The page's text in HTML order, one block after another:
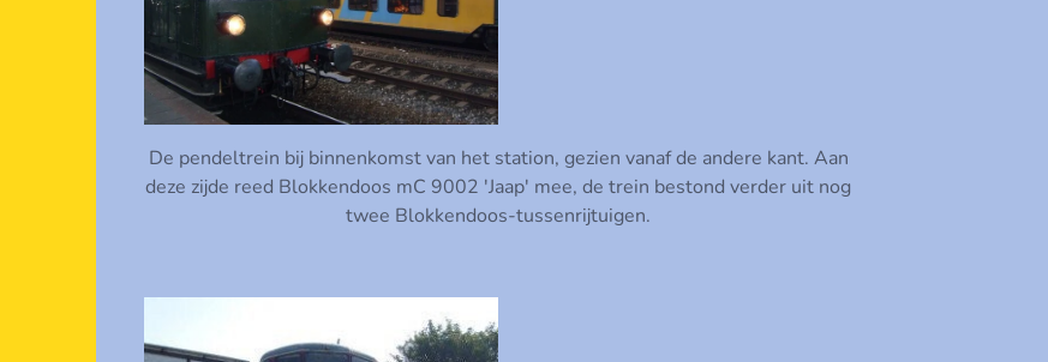
De pendeltrein bij binnenkomst van het station, gezien vanaf de andere kant. Aan
deze zijde reed Blokkendoos mC 9002 'Jaap' mee, de trein bestond verder uit nog
twee Blokkendoos-tussenrijtuigen.